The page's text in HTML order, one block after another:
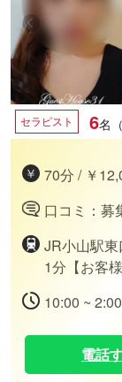
セラピスト 6名
70分 / ￥
口コミ：募
JR小山駅
1分【お客
10:00 ~
電話